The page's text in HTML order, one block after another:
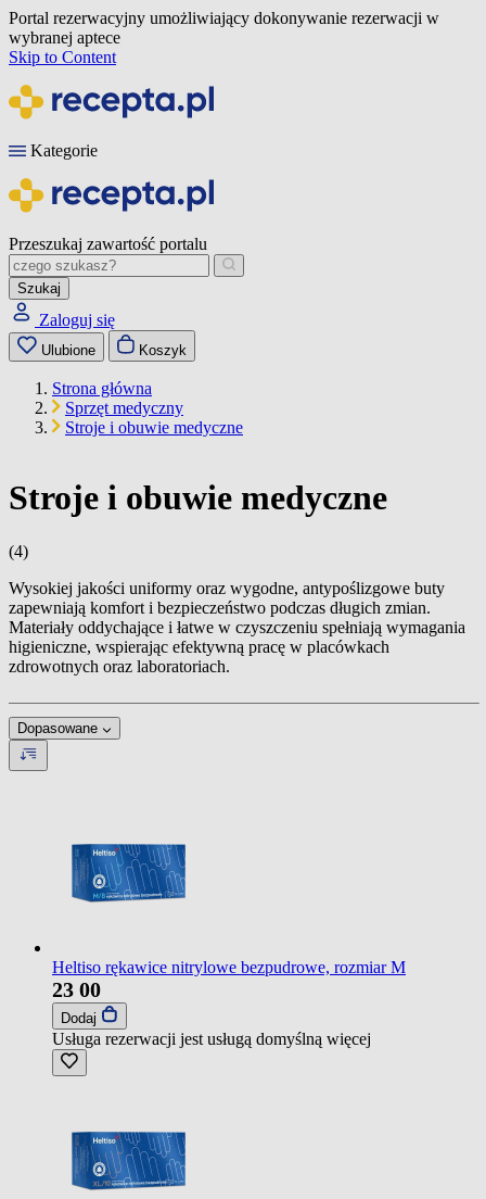
Portal rezerwacyjny umożliwiający dokonywanie rezerwacji w
wybranej aptece
Skip to Content
Kategorie
Przeszukaj zawartość portalu
Szukaj
Zaloguj się
Ulubione Koszyk
Strona główna
Sprzęt medyczny
Stroje i obuwie medyczne
Stroje i obuwie medyczne
(4)
Wysokiej jakości uniformy oraz wygodne, antypoślizgowe buty
zapewniają komfort i bezpieczeństwo podczas długich zmian.
Materiały oddychające i łatwe w czyszczeniu spełniają wymagania
higieniczne, wspierając efektywną pracę w placówkach
zdrowotnych oraz laboratoriach.
Dopasowane
Heltiso rękawice nitrylowe bezpudrowe, rozmiar M
23 00
Dodaj
Usługa rezerwacji jest usługą domyślną więcej